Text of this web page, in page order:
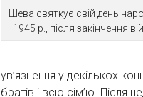
Шева святкує свій день
1945 р., після закінчення
ув’язнення у декількох
братів і всю сім’ю. Після